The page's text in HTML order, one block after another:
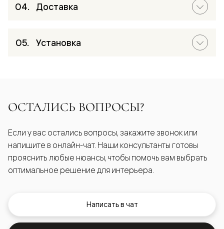
Доставка
Установка
ОСТАЛИСЬ ВОПРОСЫ?
Если у вас остались вопросы, закажите звонок или
напишите в онлайн-чат. Наши консультанты готовы
прояснить любые нюансы, чтобы помочь вам выбрать
оптимальное решение для интерьера.
Написать в чат